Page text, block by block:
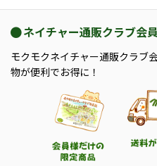
ネイチャー通販クラブ会
モクモクネイチャー通販クラブ
物が便利でお得に！